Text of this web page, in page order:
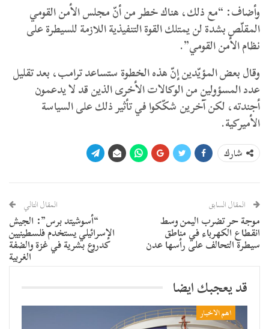
وأضاف: “مع ذلك، هناك خطر من أنّ مجلس الأمن القومي
المقلّص بشدة لن يمتلك القوة التنفيذية اللازمة للسيطرة على
نظام الأمن القومي”.
وقال بعض المؤيّدين إنّ هذه الخطوة ستساعد ترامب، بعد تقليل
عدد المسؤولين من الوكالات الأخرى الذين قد لا يدعمون
أجندته، لكن آخرين شكّكوا في تأثير ذلك على السياسة
الأميركية.
شارك
المقال السابق
موجة حر تضرب اليمن وسط
انقطاع الكهرباء في مناطق
سيطرة التحالف على رأسها عدن
المقال التالي
“أسوشيتد برس”: الجيش
الإسرائيلي يستخدم فلسطينيين
كدروع بشرية في غزة والضفة
الغربية
قد يعجبك ايضا
اهم الاخبار